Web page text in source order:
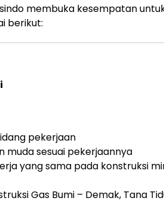
membuka kesempatan
berikut:
pekerjaan
muda sesuai pekerjaannya
yang sama pada konstruksi
Gas Bumi – Demak, Tana